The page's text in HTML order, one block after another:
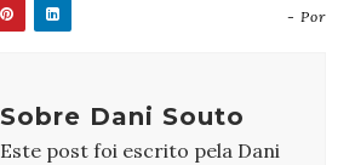
- Por
Sobre Dani Souto
Este post foi escrito pela Dani